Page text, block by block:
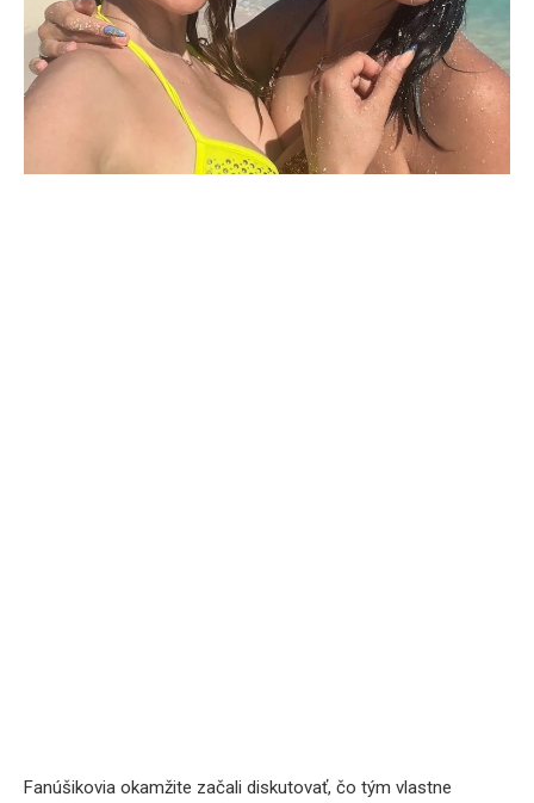
Fanúšikovia okamžite začali diskutovať, čo tým vlastne